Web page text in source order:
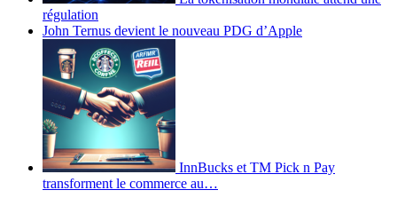
régulation
John Ternus devient le nouveau PDG d’Apple
InnBucks et TM Pick n Pay
transforment le commerce au…